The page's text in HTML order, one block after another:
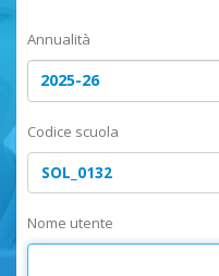
Annualità
2025-26
Codice scuola
Nome utente